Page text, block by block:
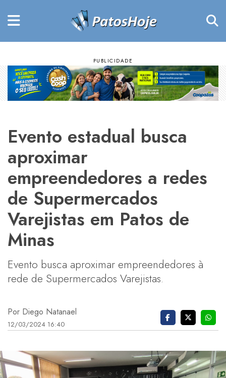
Evento estadual busca
aproximar
empreendedores a redes
de Supermercados
Varejistas em Patos de
Minas
Evento busca aproximar empreendedores à
rede de Supermercados Varejistas.
Por Diego Natanael
12/03/2024 16:40